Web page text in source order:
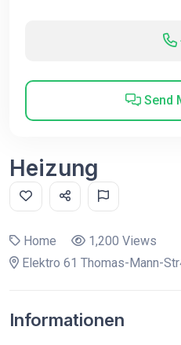
Send
Heizung
Home
1,200 Views
Elektro 61 Thomas-Mann-
Informationen